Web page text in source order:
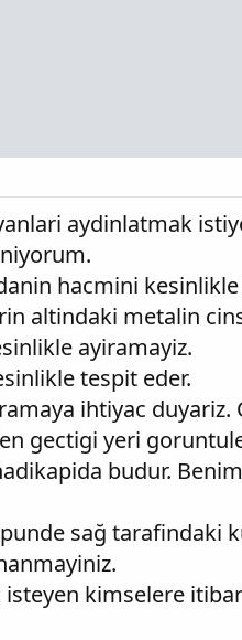
aydinlatmak
hacmini
altindaki metalin
ayiramayiz.
tespit eder.
ihtiyac
gectigi yeri
budur.
sağ tarafindaki
kimselere